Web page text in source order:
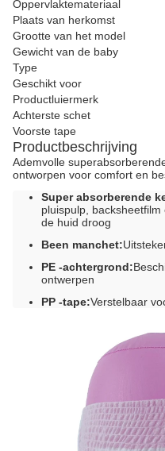
Oppervlaktemateriaal
Plaats van herkomst
Grootte van het model
Gewicht van de baby
Type
Geschikt voor
Productluiermerk
Achterste schet
Voorste tape
Productbeschrijving
Ademvolle
ontworpen voor comfort en
Super absorberende
pluispulp,
de huid droog
Been manchet:
PE -achtergrond:
ontwerpen
PP -tape:Verstelbaar